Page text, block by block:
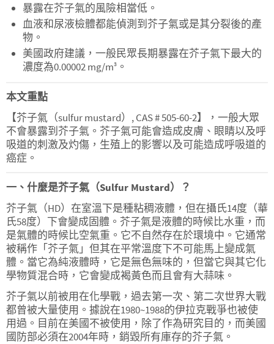
暴露在芥子氣的風險相當低。
血液和尿液檢體都能偵測到芥子氣或是其分裂後的產
物。
美國政府建議，一般民眾長期暴露在芥子氣下最大的
濃度為0.00002 mg/m3 。
本文重點
【芥子氣（sulfur mustard）, CAS # 505-60-2】，一般大眾
不會暴露到芥子氣。芥子氣可能會造成皮膚、眼睛以及呼
吸道的刺激及灼傷，生殖上的影響以及可能造成呼吸道的
癌症。
一、什麼是芥子氣（Sulfur Mustard）？
芥子氣（HD）在室溫下是種粘稠液體，但在攝氏14度（華
氏58度）下會變成固體。芥子氣是液體的時候比水重，而
是氣體的時候比空氣重。它不自然存在於環境中。它通常
被稱作「芥子氣」但其在平常溫度下不可能馬上變成氣
體。當它為純液體時，它是無色無味的，但當它與其它化
學物質混合時，它會變成褐黃色而且會有大蒜味。
芥子氣以前被用在化學戰，過去第一次、第二次世界大戰
都曾被大量使用。據說在1980~1988的伊拉克戰爭也被使
用過。目前在美國不被使用，除了作為研究目的，而美國
國防部必須在2004年時，銷毀所有庫存的芥子氣。